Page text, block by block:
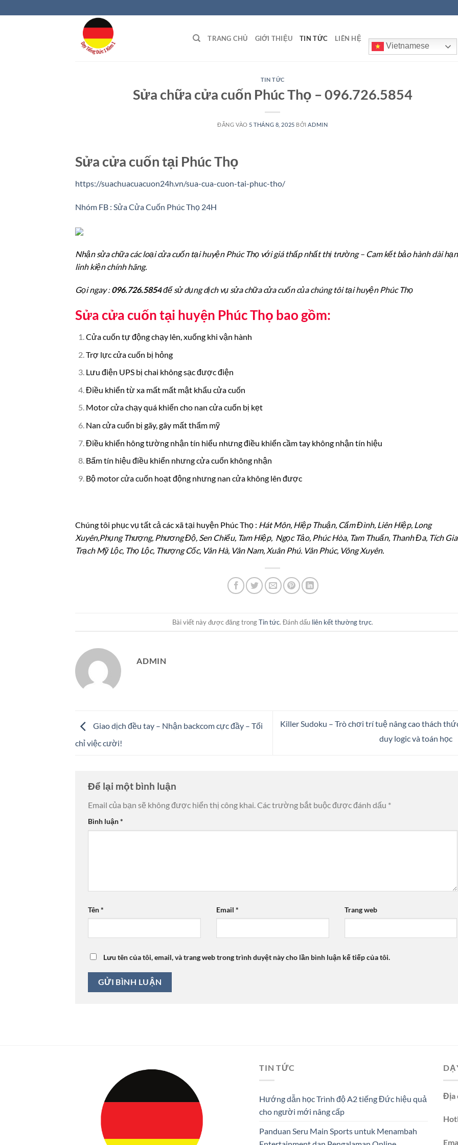
qua
TRANG CHỦ GIỚI THIỆU TIN TỨC LIÊN HỆ
Vietnamese
TIN TỨC
Sửa chữa cửa cuốn Phúc Thọ – 096.726.5854
ĐĂNG VÀO 5 THÁNG 8, 2025 BỞI ADMIN
Sửa cửa cuốn tại Phúc Thọ
https://suachuacuacuon24h.vn/sua-cua-cuon-tai-phuc-tho/
Nhóm FB : Sửa Cửa Cuốn Phúc Thọ 24H
Nhận sửa chữa các loại cửa cuốn tại huyện Phúc Thọ với giá thấp nhất thị trường – Cam kết bảo hành dài
linh kiện chính hãng.
Gọi ngay : 096.726.5854để sử dụng dịch vụ sửa chữa cửa cuốn của chúng tôi tại huyện Phúc Thọ
Sửa cửa cuốn tại huyện Phúc Thọ bao gồm:
Cửa cuốn tự động chạy lên, xuống khi vận hành
Trợ lực cửa cuốn bị hỏng
Lưu điện UPS bị chai không sạc được điện
Điều khiển từ xa mất mất mật khẩu cửa cuốn
Motor cửa chạy quá khiến cho nan cửa cuốn bị kẹt
Nan cửa cuốn bị gãy, gây mất thẩm mỹ
Điều khiển hông tường nhận tín hiểu nhưng điều khiển cầm tay không nhận tín hiệu
Bấm tín hiệu điều khiển nhưng cửa cuốn không nhận
Bộ motor cửa cuốn hoạt động nhưng nan cửa không lên được
Chúng tôi phục vụ tất cả các xã tại huyện Phúc Thọ : Hát Môn, Hiệp Thuận, Cẩm Đình, Liên Hiệp, Long
Xuyên,Phụng Thượng, Phương Độ, Sen Chiểu, Tam Hiệp, Ngọc Tảo, Phúc Hòa, Tam Thuấn, Thanh Đa, Tích
Trạch Mỹ Lộc, Thọ Lộc, Thượng Cốc, Vân Hà, Vân Nam, Xuân Phú. Vân Phúc, Võng Xuyên.
Bài viết này được đăng trongTin tức. Đánh dấu liên kết thường trực.
ADMIN
Giao dịch đều tay – Nhận backcom cực đầy – Tối
chỉ việc cười!
Killer Sudoku – Trò chơi trí tuệ nâng cao thách
duy logic và toán học
Để lại một bình luận
Email của bạn sẽ không được hiển thị công khai.Các trường bắt buộc được đánh dấu *
Bình luận*
Tên* Email * Trang web
Lưu tên của tôi, email, và trang web trong trình duyệt này cho lần bình luận kế tiếp của tôi.
TIN TỨC
Hướng dẫn học Trình độ A2 tiếng Đức hiệu quả
cho người mới nâng cấp
Panduan Seru Main Sports untuk Menambah
Địa